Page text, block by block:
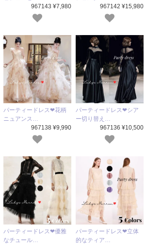
967143 ¥7,980
967142 ¥15,980
パーティードレス❤花柄
ニュアンス…
967138 ¥9,990
パーティードレス❤シア
ー切り替え…
967136 ¥10,500
パーティードレス❤優雅
なチュール…
パーティードレス❤立体
的なティア…